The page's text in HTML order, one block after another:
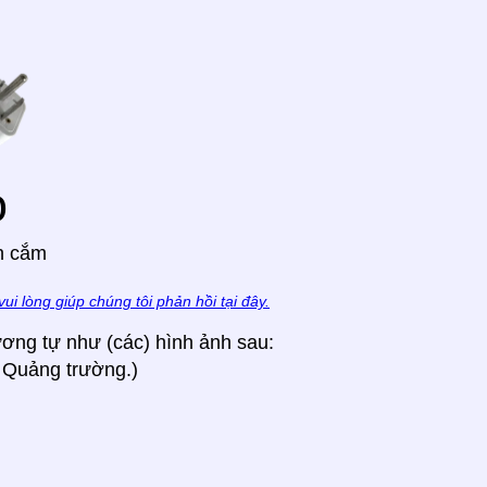
cắm
lòng giúp chúng tôi phản hồi tại đây.
tự như (các) hình ảnh sau:
trường.)